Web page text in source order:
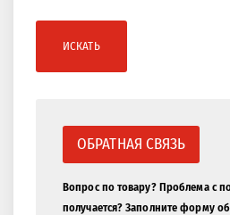
ИСКАТЬ
ОБРАТНАЯ СВЯЗЬ
Вопрос по товару? Проблема с
получается? Заполните форму